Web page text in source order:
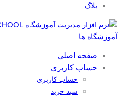
بلاگ
صفحه اصلی
حساب کاربری
حساب کاربری
سبد خرید